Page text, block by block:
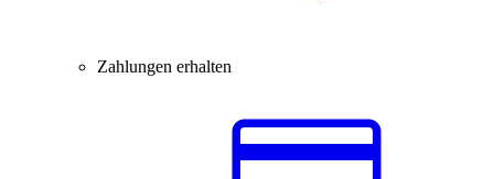
Zahlungen erhalten